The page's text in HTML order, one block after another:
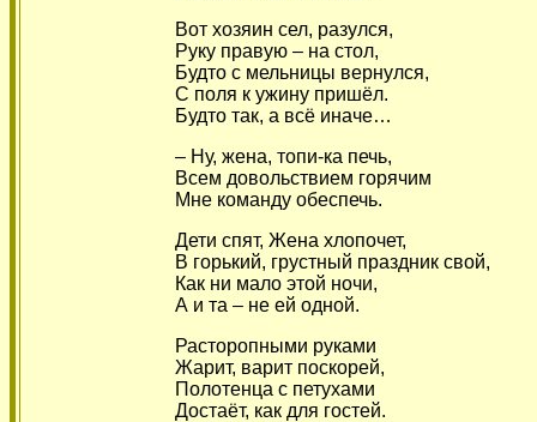
Вот хозяин сел, разулся,
Руку правую – на стол,
Будто с мельницы вернулся,
С поля к ужину пришёл.
Будто так, а всё иначе…
– Ну, жена, топи-ка печь,
Всем довольствием горячим
Мне команду обеспечь.
Дети спят, Жена хлопочет,
В горький, грустный праздник свой,
Как ни мало этой ночи,
А и та – не ей одной.
Расторопными руками
Жарит, варит поскорей,
Полотенца с петухами
Достаёт, как для гостей.